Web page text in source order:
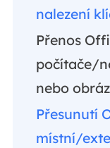
nalezení
Přenos
počítače/
nebo
Přesunutí
místní/